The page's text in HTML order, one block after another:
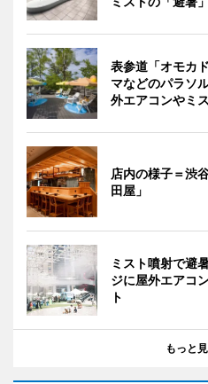
表参道「オモカ
マなどのパラソ
外エアコンやミ
店内の様子＝渋
田屋」
ミスト噴射で避
ジに屋外エアコ
ト
もっと